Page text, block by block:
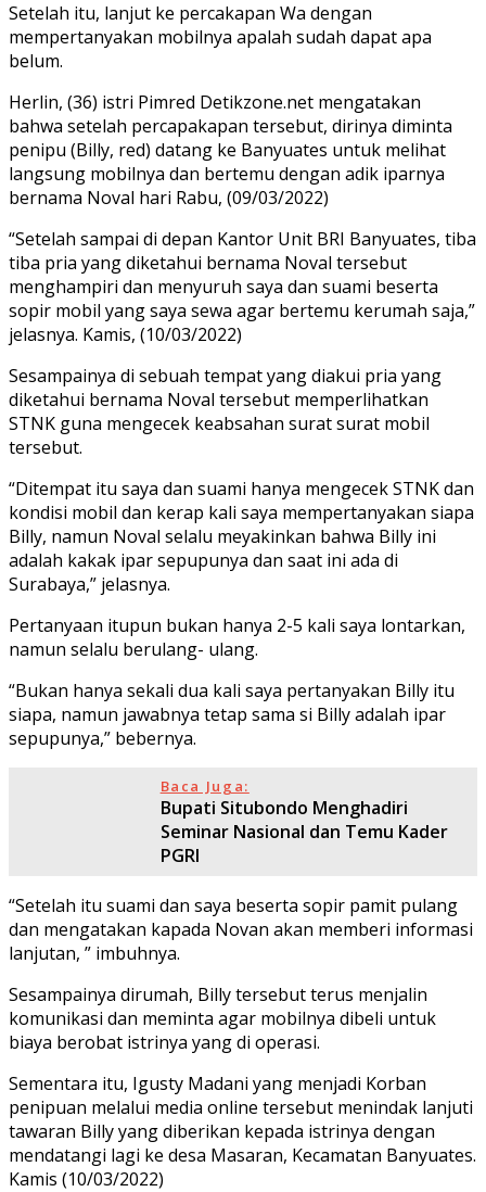
Setelah itu, lanjut ke percakapan Wa dengan
mempertanyakan mobilnya apalah sudah dapat apa
belum.
Herlin, (36) istri Pimred Detikzone.net mengatakan
bahwa setelah percapakapan tersebut, dirinya diminta
penipu (Billy, red) datang ke Banyuates untuk melihat
langsung mobilnya dan bertemu dengan adik iparnya
bernama Noval hari Rabu, (09/03/2022)
“Setelah sampai di depan Kantor Unit BRI Banyuates, tiba
tiba pria yang diketahui bernama Noval tersebut
menghampiri dan menyuruh saya dan suami beserta
sopir mobil yang saya sewa agar bertemu kerumah saja,”
jelasnya. Kamis, (10/03/2022)
Sesampainya di sebuah tempat yang diakui pria yang
diketahui bernama Noval tersebut memperlihatkan
STNK guna mengecek keabsahan surat surat mobil
tersebut.
“Ditempat itu saya dan suami hanya mengecek STNK dan
kondisi mobil dan kerap kali saya mempertanyakan siapa
Billy, namun Noval selalu meyakinkan bahwa Billy ini
adalah kakak ipar sepupunya dan saat ini ada di
Surabaya,” jelasnya.
Pertanyaan itupun bukan hanya 2-5 kali saya lontarkan,
namun selalu berulang- ulang.
“Bukan hanya sekali dua kali saya pertanyakan Billy itu
siapa, namun jawabnya tetap sama si Billy adalah ipar
sepupunya,” bebernya.
Baca Juga:
Bupati Situbondo Menghadiri
Seminar Nasional dan Temu Kader
PGRI
“Setelah itu suami dan saya beserta sopir pamit pulang
dan mengatakan kapada Novan akan memberi informasi
lanjutan, ” imbuhnya.
Sesampainya dirumah, Billy tersebut terus menjalin
komunikasi dan meminta agar mobilnya dibeli untuk
biaya berobat istrinya yang di operasi.
Sementara itu, Igusty Madani yang menjadi Korban
penipuan melalui media online tersebut menindak lanjuti
tawaran Billy yang diberikan kepada istrinya dengan
mendatangi lagi ke desa Masaran, Kecamatan Banyuates.
Kamis (10/03/2022)